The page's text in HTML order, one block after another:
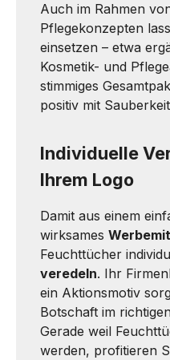
Auch im Rahmen
Pflegekonzepten
einsetzen – etwa
Kosmetik- und
stimmiges
positiv mit
Individuelle
Ihrem Logo
Damit aus einem
wirksames
Feuchttücher
veredeln. Ihr
ein Aktionsmotiv
Botschaft im
Gerade weil
werden, profitieren